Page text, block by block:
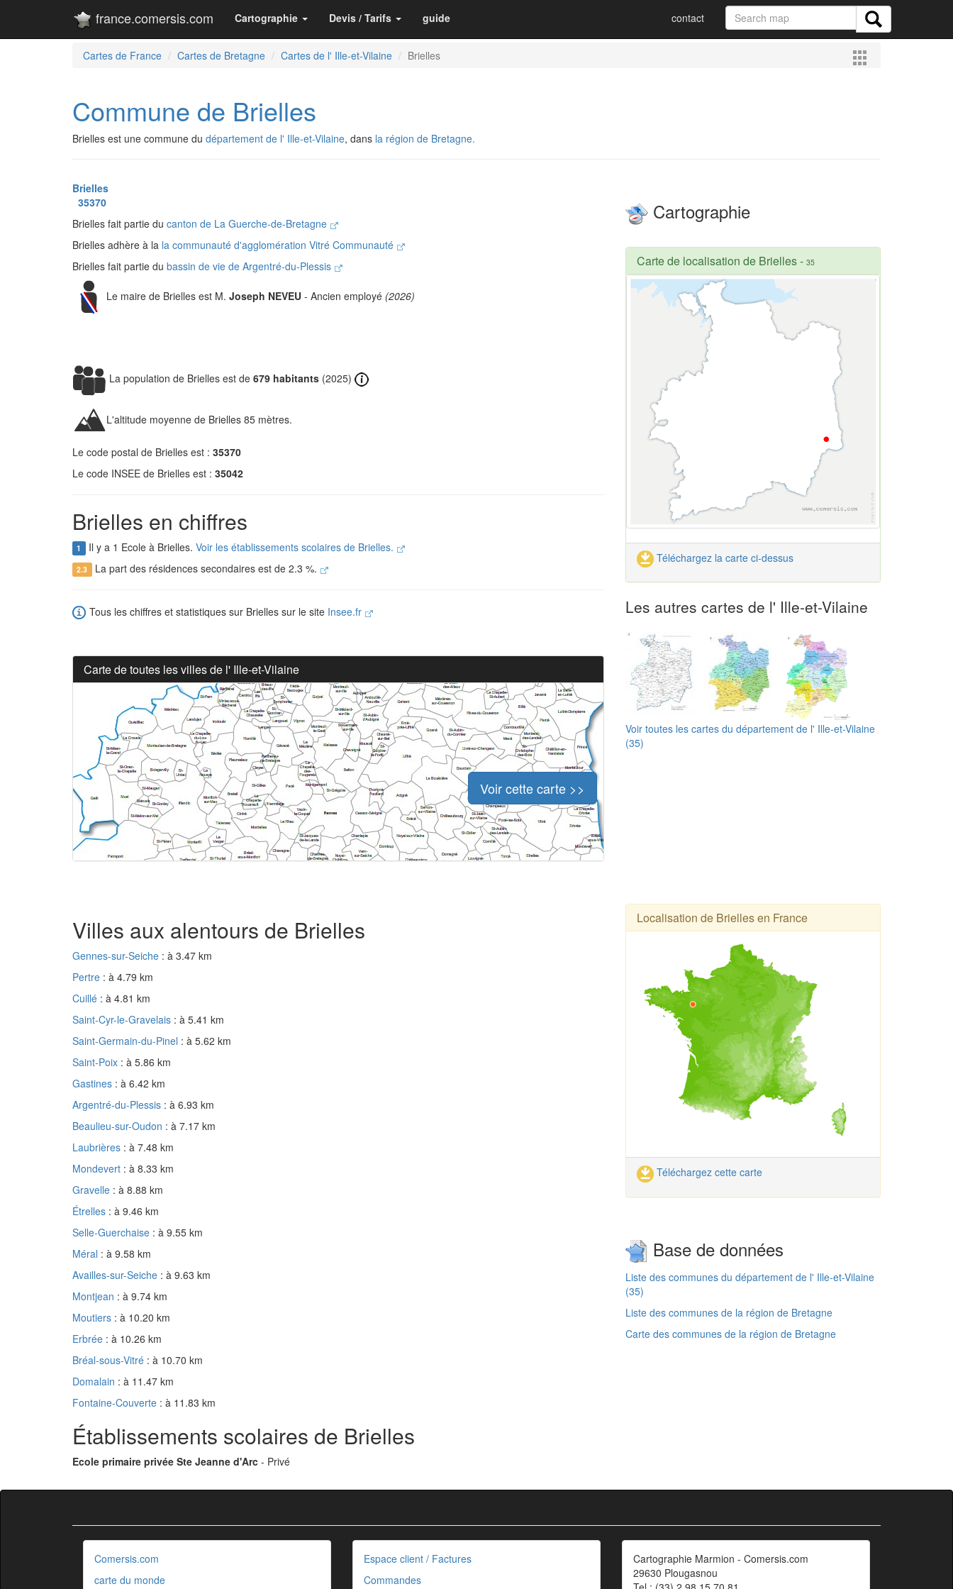
france.comersis.com Cartographie Devis / Tarifs guide contact
Cartes de France Cartes de Bretagne Cartes de l' Ille-et-Vilaine Brielles
Commune de Brielles
Brielles est une commune du département de l' Ille-et-Vilaine, dans la région de Bretagne.
Brielles
35370
Brielles fait partie du canton de La Guerche-de-Bretagne
Brielles adhère à la la communauté d'agglomération Vitré Communauté
Brielles fait partie du bassin de vie de Argentré-du-Plessis
Le maire de Brielles est M. Joseph NEVEU - Ancien employé (2026)
La population de Brielles est de 679 habitants (2025)
L'altitude moyenne de Brielles 85 mètres.
Le code postal de Brielles est : 35370
Le code INSEE de Brielles est : 35042
Brielles en chiffres
1 Il y a 1 Ecole à Brielles. Voir les établissements scolaires de Brielles.
2.3 La part des résidences secondaires est de 2.3 %.
Tous les chiffres et statistiques sur Brielles sur le site Insee.fr
Carte de toutes les villes de l' Ille-et-Vilaine
Voir cette carte >>
Cartographie
Carte de localisation de Brielles- 35
Téléchargez la carte ci-dessus
Les autres cartes de l' Ille-et-Vilaine
Voir toutes les cartes du département de l' Ille-et-Vilaine
(35)
Villes aux alentours de Brielles
Gennes-sur-Seiche : à 3.47 km
Pertre : à 4.79 km
Cuillé : à 4.81 km
Saint-Cyr-le-Gravelais : à 5.41 km
Saint-Germain-du-Pinel : à 5.62 km
Saint-Poix : à 5.86 km
Gastines : à 6.42 km
Argentré-du-Plessis : à 6.93 km
Beaulieu-sur-Oudon : à 7.17 km
Laubrières : à 7.48 km
Mondevert : à 8.33 km
Gravelle : à 8.88 km
Étrelles : à 9.46 km
Selle-Guerchaise : à 9.55 km
Méral : à 9.58 km
Availles-sur-Seiche : à 9.63 km
Montjean : à 9.74 km
Moutiers : à 10.20 km
Erbrée : à 10.26 km
Bréal-sous-Vitré : à 10.70 km
Domalain : à 11.47 km
Fontaine-Couverte : à 11.83 km
Établissements scolaires de Brielles
Ecole primaire privée Ste Jeanne d'Arc - Privé
Localisation de Brielles en France
Téléchargez cette carte
Base de données
Liste des communes du département de l' Ille-et-Vilaine
(35)
Liste des communes de la région de Bretagne
Carte des communes de la région de Bretagne
Comersis.com
carte du monde
Espace client / Factures
Commandes
Cartographie Marmion - Comersis.com
29630 Plougasnou